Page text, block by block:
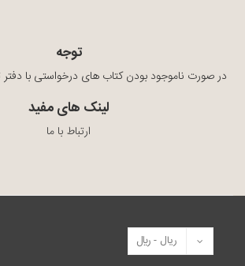
توجه
در صورت ناموجود بودن کتاب های درخواستی با
لینک های مفید
ارتباط با ما